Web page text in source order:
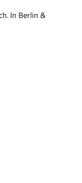
In Berlin &